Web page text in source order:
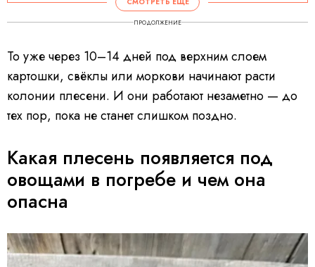
ПРОДОЛЖЕНИЕ
То уже через 10–14 дней под верхним слоем
картошки, свёклы или моркови начинают расти
колонии плесени. И они работают незаметно — до
тех пор, пока не станет слишком поздно.
Какая плесень появляется под
овощами в погребе и чем она
опасна